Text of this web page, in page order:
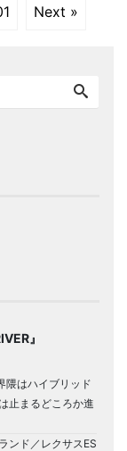
Next »
』
隈はハイブリッド
止まるどころか進
ンド／レクサスES